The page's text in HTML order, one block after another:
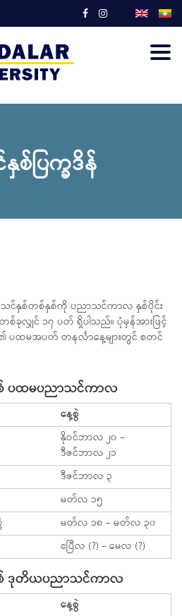
စ်ပြက္ခဒိန်
င်နှစ်တစ်နှစ်ကို ပညာသင်ကာလ နှစ်ပိုင်း
စ်ခုလျှင် ၁၇ ပတ် ရှိပါသည်။ ပုံမှန်အားဖြင့်
ပထမအပတ် တနင်္လာနေ့များတွင် စတင်
စ် ပထမပညာသင်ကာလ
နေ့စွဲ
နိုဝင်ဘာလ ၂၀ –
ဒီဇင်ဘာလ ၂၁
ဒီဇင်ဘာလ ၃
မတ်လ ၁၅
မတ်လ ၁၈ – မတ်လ ၃၀
ဧပြီလ (?) – မေလ (?)
စ် ဒုတိယပညာသင်ကာလ
နေ့စွဲ